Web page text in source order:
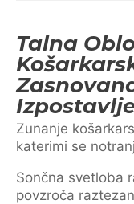
Talna
Zunanje
katerimi se
Sončna svetloba
povzroča